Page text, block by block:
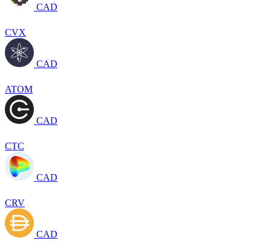
CAD
CVX
CAD
ATOM
CAD
CTC
CAD
CRV
CAD